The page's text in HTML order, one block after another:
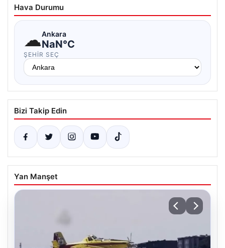
Hava Durumu
☁Ankara
NaN°C
ŞEHIR SEÇ
Bizi Takip Edin
Yan Manşet